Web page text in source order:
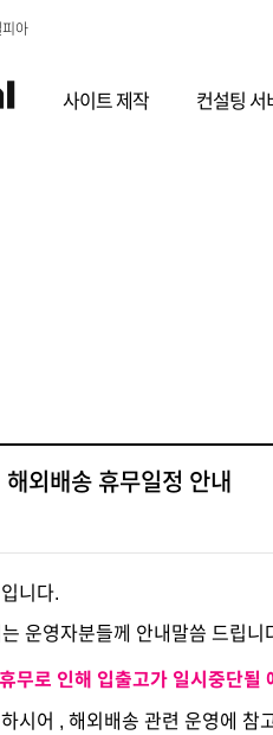
피아
사이트 제작 컨설팅 서
외배송 휴무일정 안내
니다.
운영자분들께 안내말씀 드립니
무로 인해 입출고가 일시중단될
시어 , 해외배송 관련 운영에 참